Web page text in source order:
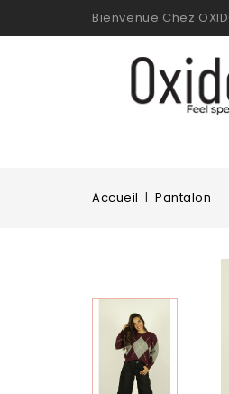
Bienvenue Chez
Accueil Pantalon